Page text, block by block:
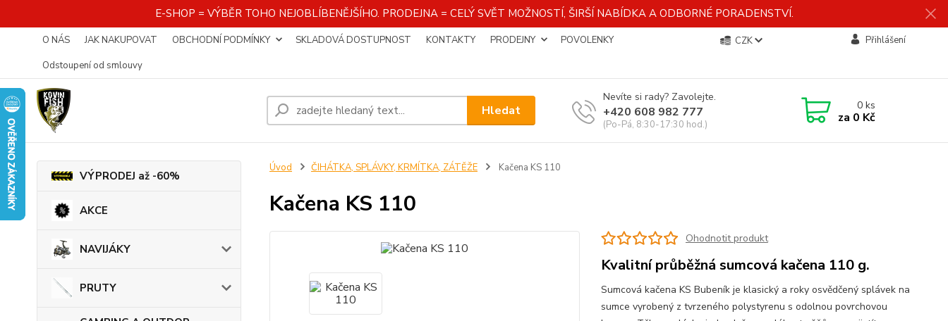
E-SHOP = VÝBĚR TOHO NEJOBLÍBENĚJŠÍHO. PRODEJNA = CELÝ SVĚT MOŽNOSTÍ, ŠIRŠÍ NABÍDKA A ODBORNÉ PORADENSTVÍ.
O NÁS JAK NAKUPOVAT OBCHODNÍ PODMÍNKY SKLADOVÁ DOSTUPNOST KONTAKTY PRODEJNY
POVOLENKY
Odstoupení od smlouvy
CZK Přihlášení
Hledat
Nevíte si rady? Zavolejte.
+420 608 982 777
(Po-Pá, 8:30-17:30 hod.)
0ks
za 0 Kč
VÝPRODEJ až -60%
AKCE
NAVIJÁKY
PRUTY
Úvod ČIHÁTKA, SPLÁVKY, KRMÍTKA, ZÁTĚŽE Kačena KS 110
Kačena KS 110
Ohodnotit produkt
Kvalitní průběžná sumcová kačena 110 g.
Sumcová kačena KS Bubeník je klasický a roky osvědčený splávek na
sumce vyrobený z tvrzeného polystyrenu s odolnou povrchovou